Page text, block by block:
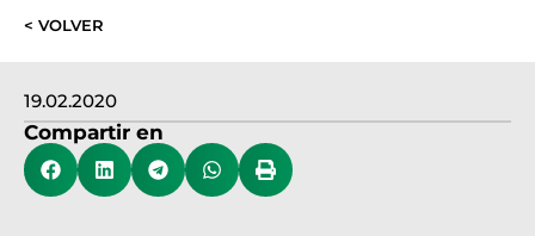
19.02.2020
Compartir en
< VOLVER